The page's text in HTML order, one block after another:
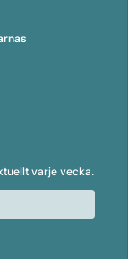
varje vecka.